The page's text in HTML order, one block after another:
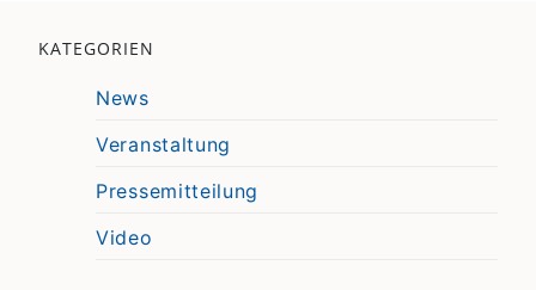
KATEGORIEN
News
Veranstaltung
Pressemitteilung
Video